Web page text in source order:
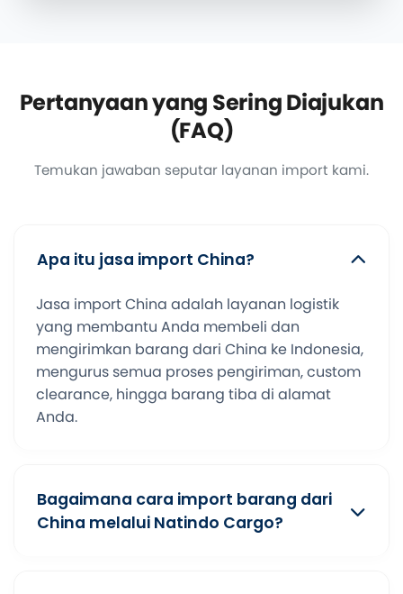
Pertanyaan yang Sering Diajukan
(FAQ)
Temukan jawaban seputar layanan import kami.
Apa itu jasa import China?
Jasa import China adalah layanan logistik
yang membantu Anda membeli dan
mengirimkan barang dari China ke Indonesia,
mengurus semua proses pengiriman, custom
clearance, hingga barang tiba di alamat
Anda.
Bagaimana cara import barang dari
China melalui Natindo Cargo?